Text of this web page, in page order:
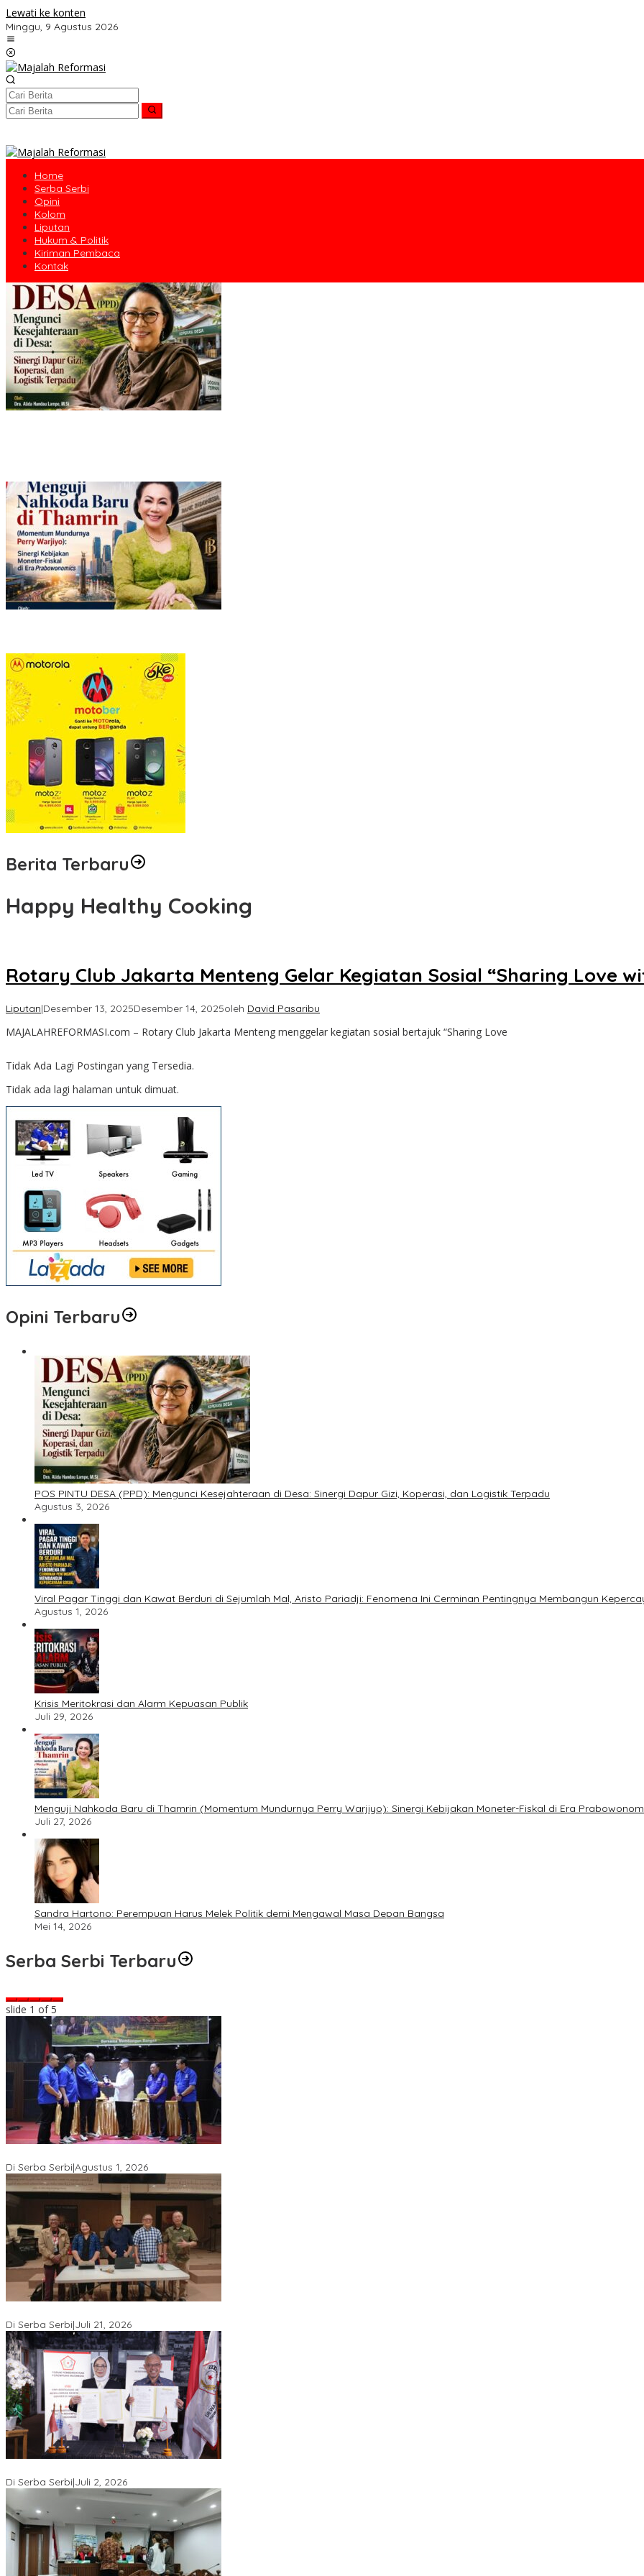
Lewati ke konten
Minggu, 9 Agustus 2026
Home
Serba Serbi
Opini
Kolom
Liputan
Hukum & Politik
Kiriman Pembaca
Kontak
Berita Terbaru
Happy Healthy Cooking
Rotary Club Jakarta Menteng Gelar Kegiatan Sosial “Sharing Love
Liputan|Desember 13, 2025Desember 14, 2025oleh David Pasaribu
MAJALAHREFORMASI.com – Rotary Club Jakarta Menteng menggelar kegiatan sosial bertajuk “Sharing Love
Tidak Ada Lagi Postingan yang Tersedia.
Tidak ada lagi halaman untuk dimuat.
Opini Terbaru
POS PINTU DESA (PPD): Mengunci Kesejahteraan di Desa: Sinergi Dapur Gizi, Koperasi, dan Logistik Terpadu
Agustus 3, 2026
Viral Pagar Tinggi dan Kawat Berduri di Sejumlah Mal, Aristo Pariadji: Fenomena Ini Cerminan Pentingnya Membangun
Agustus 1, 2026
​Krisis Meritokrasi dan Alarm Kepuasan Publik
Juli 29, 2026
​Menguji Nahkoda Baru di Thamrin (Momentum Mundurnya Perry Warjiyo): Sinergi Kebijakan Moneter-Fiskal di Era
Juli 27, 2026
Sandra Hartono: Perempuan Harus Melek Politik demi Mengawal Masa Depan Bangsa
Mei 14, 2026
Serba Serbi Terbaru
slide 2 of 5